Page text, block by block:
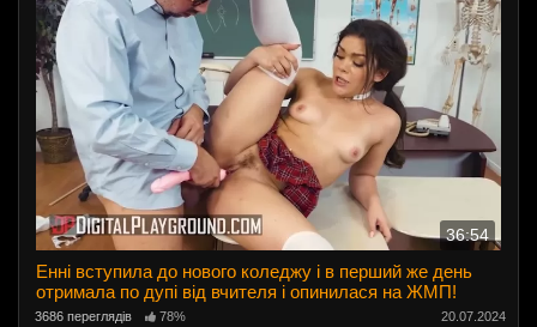
36:54
Енні вступила до нового коледжу і в перший же день
отримала по дупі від вчителя і опинилася на ЖМП!
3686 переглядів 78% 20.07.2024